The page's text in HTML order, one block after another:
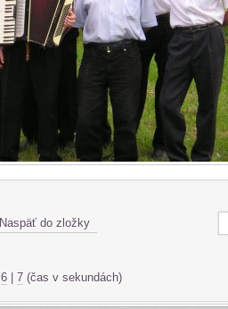
Naspäť do zložky
6 7 (čas v sekundách)